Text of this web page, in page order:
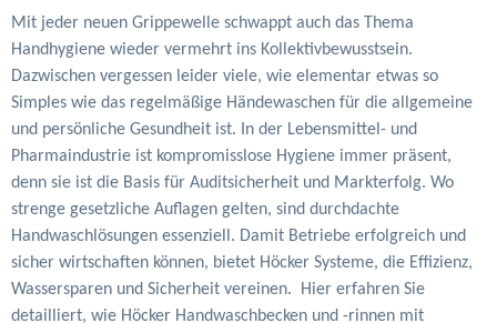
Mit jeder neuen Grippewelle schwappt auch das Thema
Handhygiene wieder vermehrt ins Kollektivbewusstsein.
Dazwischen vergessen leider viele, wie elementar etwas so
Simples wie das regelmäßige Händewaschen für die allgemeine
und persönliche Gesundheit ist. In der Lebensmittel- und
Pharmaindustrie ist kompromisslose Hygiene immer präsent,
denn sie ist die Basis für Auditsicherheit und Markterfolg. Wo
strenge gesetzliche Auflagen gelten, sind durchdachte
Handwaschlösungen essenziell. Damit Betriebe erfolgreich und
sicher wirtschaften können, bietet Höcker Systeme, die Effizienz,
Wassersparen und Sicherheit vereinen. Hier erfahren Sie
detailliert, wie Höcker Handwaschbecken und -rinnen mit